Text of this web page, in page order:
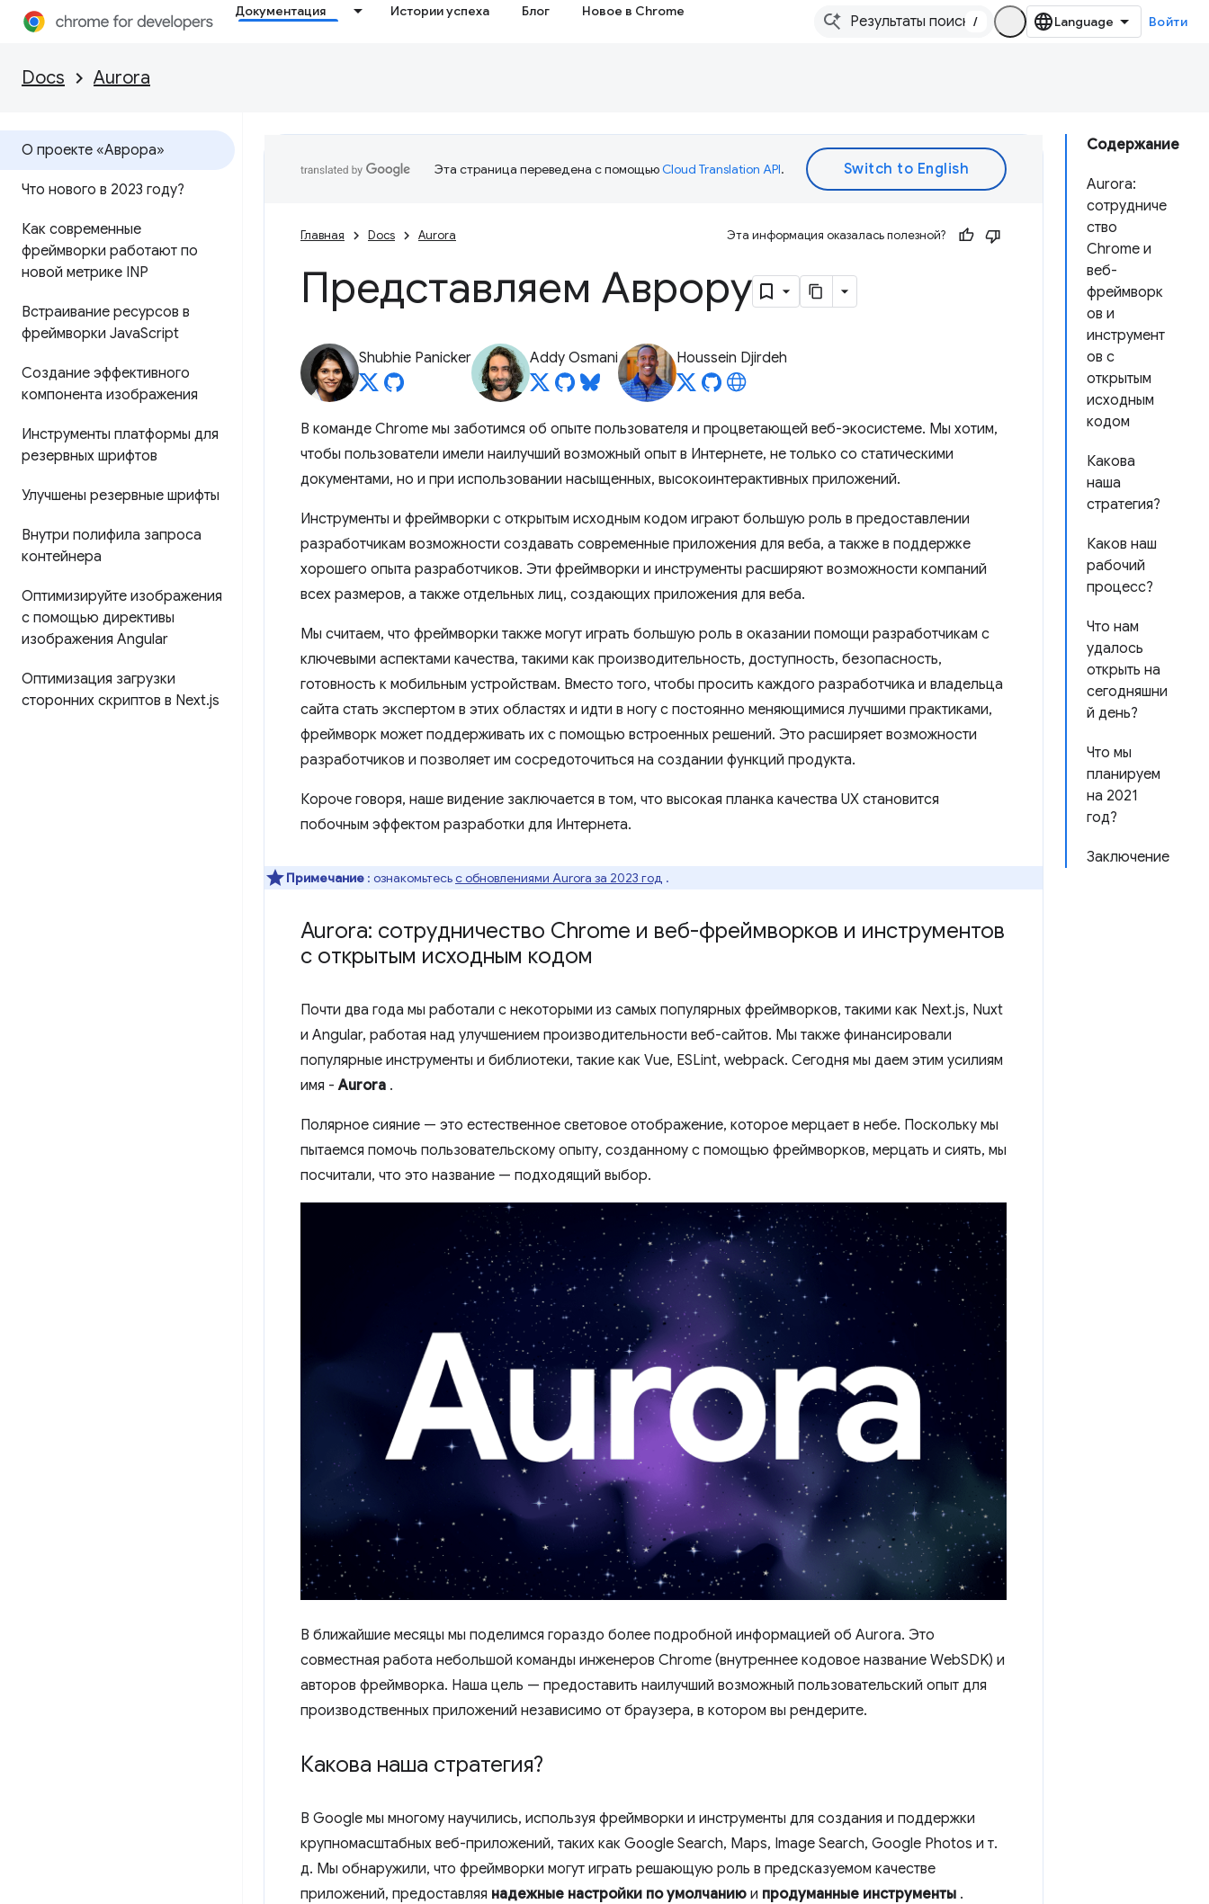
Документация Истории успеха Блог Новое в Chrome
/ Войти
Docs Aurora
О проекте «Аврора»
Что нового в 2023 году?
Как современные
фреймворки работают по
новой метрике INP
Встраивание ресурсов в
фреймворки JavaScript
Создание эффективного
компонента изображения
Инструменты платформы для
резервных шрифтов
Улучшены резервные шрифты
Внутри полифила запроса
контейнера
Оптимизируйте изображения
с помощью директивы
изображения Angular
Оптимизация загрузки
сторонних скриптов в Next.js
Содержание
Aurora:
сотрудниче
ство
Chrome и
веб-
фреймворк
ов и
инструмент
ов с
открытым
исходным
кодом
Какова
наша
стратегия?
Каков наш
рабочий
процесс?
Что нам
удалось
открыть на
сегодняшни
й день?
Что мы
планируем
на 2021
год?
Заключение
Эта страница переведена с помощьюCloud Translation API.
Главная Docs Aurora Эта информация оказалась полезной?
Представляем Аврору
Shubhie Panicker Addy Osmani Houssein Djirdeh
В команде Chrome мы заботимся об опыте пользователя и процветающей веб-экосистеме. Мы хотим,
чтобы пользователи имели наилучший возможный опыт в Интернете, не только со статическими
документами, но и при использовании насыщенных, высокоинтерактивных приложений.
Инструменты и фреймворки с открытым исходным кодом играют большую роль в предоставлении
разработчикам возможности создавать современные приложения для веба, а также в поддержке
хорошего опыта разработчиков. Эти фреймворки и инструменты расширяют возможности компаний
всех размеров, а также отдельных лиц, создающих приложения для веба.
Мы считаем, что фреймворки также могут играть большую роль в оказании помощи разработчикам с
ключевыми аспектами качества, такими как производительность, доступность, безопасность,
готовность к мобильным устройствам. Вместо того, чтобы просить каждого разработчика и владельца
сайта стать экспертом в этих областях и идти в ногу с постоянно меняющимися лучшими практиками,
фреймворк может поддерживать их с помощью встроенных решений. Это расширяет возможности
разработчиков и позволяет им сосредоточиться на создании функций продукта.
Короче говоря, наше видение заключается в том, что высокая планка качества UX становится
побочным эффектом разработки для Интернета.
Примечание : ознакомьтесьс обновлениями Aurora за 2023 год .
Aurora: сотрудничество Chrome и веб-фреймворков и инструментов
с открытым исходным кодом
Почти два года мы работали с некоторыми из самых популярных фреймворков, такими как Next.js, Nuxt
и Angular, работая над улучшением производительности веб-сайтов. Мы также финансировали
популярные инструменты и библиотеки, такие как Vue, ESLint, webpack. Сегодня мы даем этим усилиям
имя -Aurora .
Полярное сияние — это естественное световое отображение, которое мерцает в небе. Поскольку мы
пытаемся помочь пользовательскому опыту, созданному с помощью фреймворков, мерцать и сиять, мы
посчитали, что это название — подходящий выбор.
В ближайшие месяцы мы поделимся гораздо более подробной информацией об Aurora. Это
совместная работа небольшой команды инженеров Chrome (внутреннее кодовое название WebSDK) и
авторов фреймворка. Наша цель — предоставить наилучший возможный пользовательский опыт для
производственных приложений независимо от браузера, в котором вы рендерите.
Какова наша стратегия?
В Google мы многому научились, используя фреймворки и инструменты для создания и поддержки
крупномасштабных веб-приложений, таких как Google Search, Maps, Image Search, Google Photos и т.
д. Мы обнаружили, что фреймворки могут играть решающую роль в предсказуемом качестве
приложений, предоставляя надежные настройки по умолчанию и продуманные инструменты .